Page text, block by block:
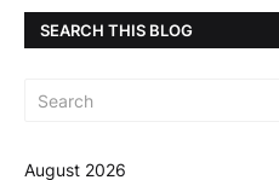
SEARCH THIS BLOG
August 2026